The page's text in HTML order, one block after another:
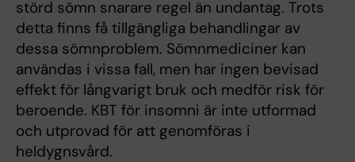
störd sömn snarare regel än undantag. Trots
detta finns få tillgängliga behandlingar av
dessa sömnproblem. Sömnmediciner kan
användas i vissa fall, men har ingen bevisad
effekt för långvarigt bruk och medför risk för
beroende. KBT för insomni är inte utformad
och utprovad för att genomföras i
heldygnsvård.